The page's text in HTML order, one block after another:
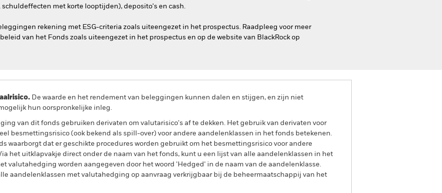
met korte looptijden), deposito's en cash.
rekening met ESG-criteria zoals uiteengezet in het prospectus. Raadpleeg voor meer
van het Fonds zoals uiteengezet in het prospectus en op de website van BlackRock op
De waarde en het rendement van beleggingen kunnen dalen en stijgen, en zijn niet
hun oorspronkelijke inleg.
van dit fonds gebruiken derivaten om valutarisico's af te dekken. Het gebruik van derivaten voor
besmettingsrisico (ook bekend als spill-over) voor andere aandelenklassen in het fonds betekenen.
waarborgt dat er geschikte procedures worden gebruikt om het besmettingsrisico voor andere
het uitklapvakje direct onder de naam van het fonds, kunt u een lijst van alle aandelenklassen in het
valutahedging worden aangegeven door het woord 'Hedged' in de naam van de aandelenklasse.
aandelenklassen met valutahedging op aanvraag verkrijgbaar bij de beheermaatschappij van het